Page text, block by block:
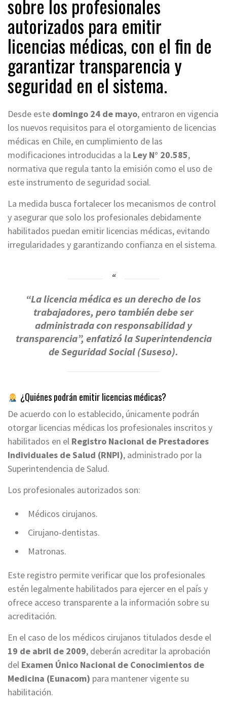
sobre los profesionales
autorizados para emitir
licencias médicas, con el fin de
garantizar transparencia y
seguridad en el sistema.
Desde este domingo 24 de mayo, entraron en vigencia
los nuevos requisitos para el otorgamiento de licencias
médicas en Chile, en cumplimiento de las
modificaciones introducidas a la Ley N° 20.585,
normativa que regula tanto la emisión como el uso de
este instrumento de seguridad social.
La medida busca fortalecer los mecanismos de control
y asegurar que solo los profesionales debidamente
habilitados puedan emitir licencias médicas, evitando
irregularidades y garantizando confianza en el sistema.
“La licencia médica es un derecho de los
trabajadores, pero también debe ser
administrada con responsabilidad y
transparencia”, enfatizó la Superintendencia
de Seguridad Social (Suseso).
¿Quiénes podrán emitir licencias médicas?
De acuerdo con lo establecido, únicamente podrán
otorgar licencias médicas los profesionales inscritos y
habilitados en el Registro Nacional de Prestadores
Individuales de Salud (RNPI), administrado por la
Superintendencia de Salud.
Los profesionales autorizados son:
Médicos cirujanos.
Cirujano-dentistas.
Matronas.
Este registro permite verificar que los profesionales
estén legalmente habilitados para ejercer en el país y
ofrece acceso transparente a la información sobre su
acreditación.
En el caso de los médicos cirujanos titulados desde el
19 de abril de 2009, deberán acreditar la aprobación
del Examen Único Nacional de Conocimientos de
Medicina (Eunacom) para mantener vigente su
habilitación.